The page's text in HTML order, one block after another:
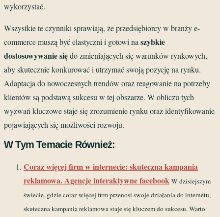
wykorzystać.
Wszystkie te czynniki sprawiają, że przedsiębiorcy w branży e-
commerce muszą być elastyczni i gotowi na szybkie
dostosowywanie siędo zmieniających się warunków rynkowych,
aby skutecznie konkurować i utrzymać swoją pozycję na rynku.
Adaptacja do nowoczesnych trendów oraz reagowanie na potrzeby
klientów są podstawą sukcesu w tej obszarze. W obliczu tych
wyzwań kluczowe staje się zrozumienie rynku oraz identyfikowanie
pojawiających się możliwości rozwoju.
W Tym Temacie Również:
Coraz więcej firm w internecie: skuteczna kampania
reklamowa. Agencje interaktywne facebook W dzisiejszym
świecie, gdzie coraz więcej firm przenosi swoje działania do internetu,
skuteczna kampania reklamowa staje się kluczem do sukcesu. Warto